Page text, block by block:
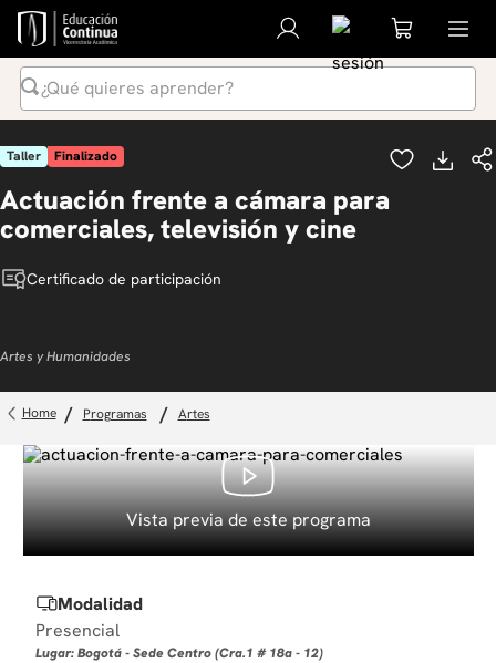
¿Qué quieres aprender?
1.
inteligencia artificial
2.
ia
3.
curso
4.
diplomado
6.
liderazgo
7.
inglés
9.
música
10. diseño
Taller Finalizado
Actuación frente a cámara para
comerciales, televisión y cine
Certificado de participación
Artes y Humanidades
programas artes
Vista previa de este programa
Modalidad
Presencial
Lugar: Bogotá - Sede Centro (Cra.1 # 18a - 12)